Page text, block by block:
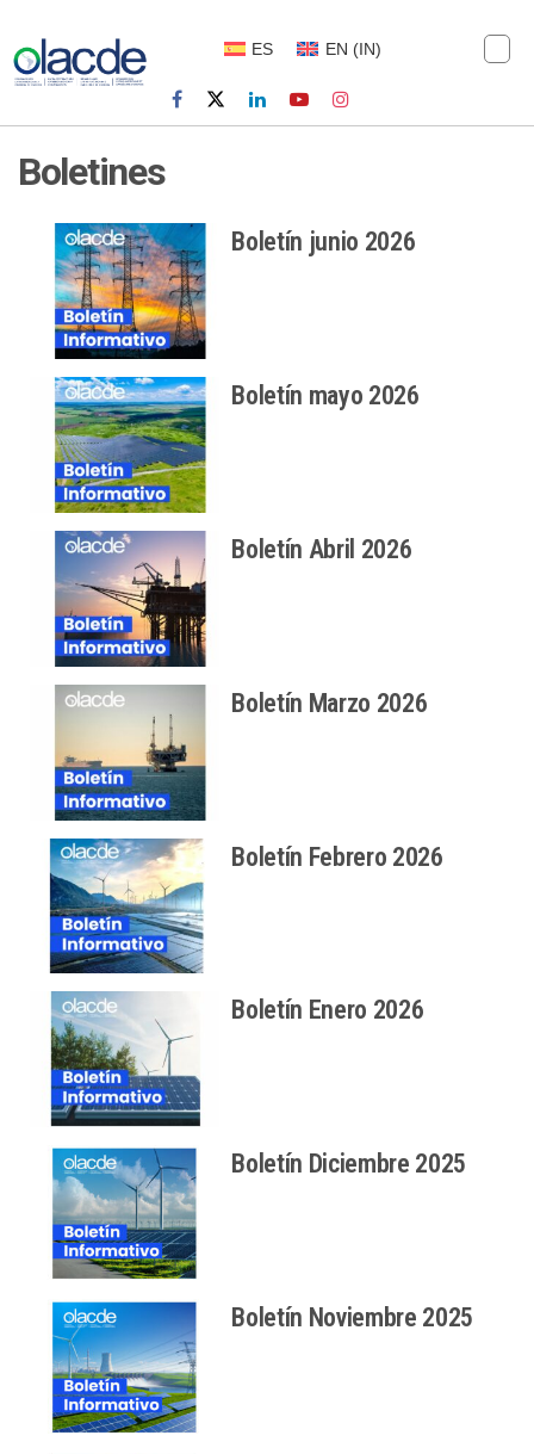
ES EN (IN)
Boletines
Boletín junio 2026
Boletín mayo 2026
Boletín Abril 2026
Boletín Marzo 2026
Boletín Febrero 2026
Boletín Enero 2026
Boletín Diciembre 2025
Boletín Noviembre 2025